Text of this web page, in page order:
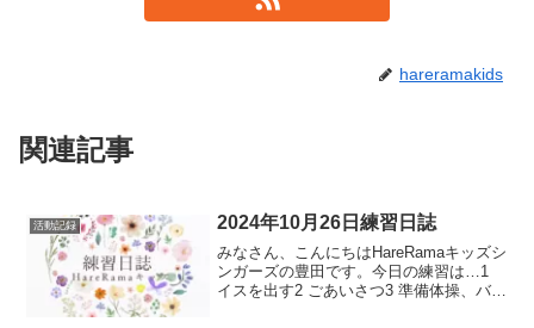
hareramakids
関連記事
活動記録 2024年10月26日練習日誌
みなさん、こんにちはHareRamaキッズシ
ンガーズの豊田です。今日の練習は…1
イスを出す2 ごあいさつ3 準備体操、バラ